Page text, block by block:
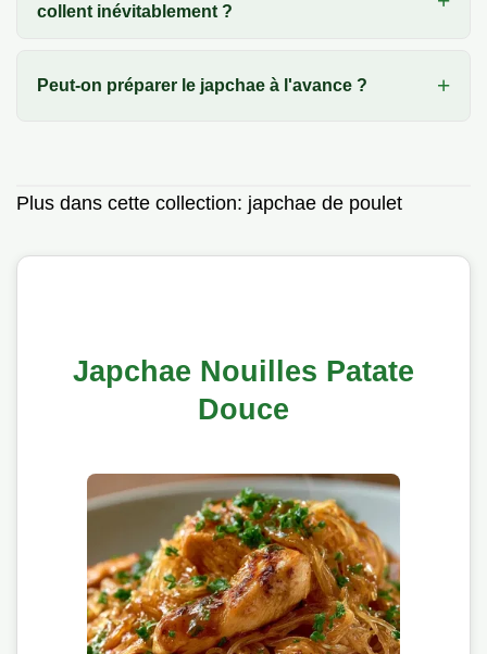
collent inévitablement ?
Peut-on préparer le japchae à l'avance ?
Plus dans cette collection: japchae de poulet
Japchae Nouilles Patate
Douce